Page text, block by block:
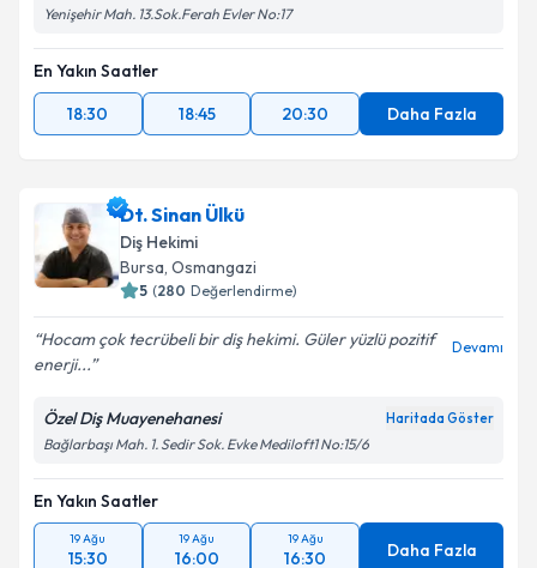
Yenişehir Mah. 13.Sok.Ferah Evler No:17
En Yakın Saatler
18:30
18:45 20:30 Daha Fazla
Dt. Sinan Ülkü
Diş Hekimi
Bursa, Osmangazi
5 (280 Değerlendirme)
Hocam çok tecrübeli bir diş hekimi. Güler yüzlü pozitif
enerji...
Devamı
Özel Diş Muayenehanesi Haritada Göster
Bağlarbaşı Mah. 1. Sedir Sok. Evke Mediloft1 No:15/6
En Yakın Saatler
19 Ağu
15:30
19 Ağu
16:00
19 Ağu
16:30 Daha Fazla